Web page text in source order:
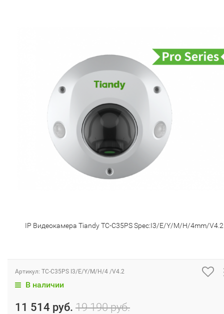
IP Видеокамера Tiandy TC-C35PS Spec:I3/E/Y/M/H/4mm/V4.2
Артикул: TC-C35PS I3/E/Y/M/H/4 /V4.2
В наличии
11 514 руб. 19 190 руб.